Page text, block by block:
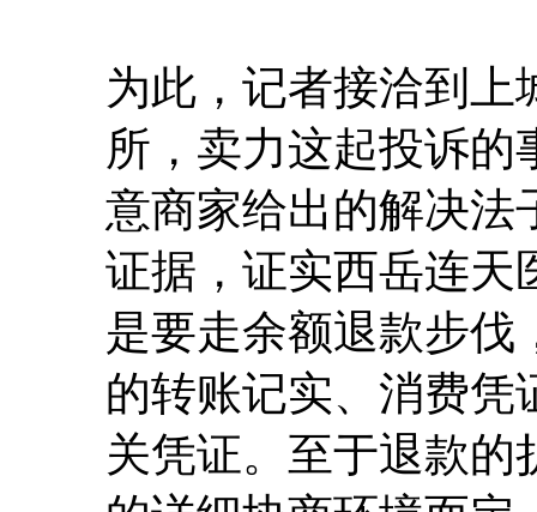
为此，记者接洽到上
所，卖力这起投诉
意商家给出的解决法
证据，证实西岳连天
是要走余额退款步伐
的转账记实、消费凭
关凭证。至于退款的